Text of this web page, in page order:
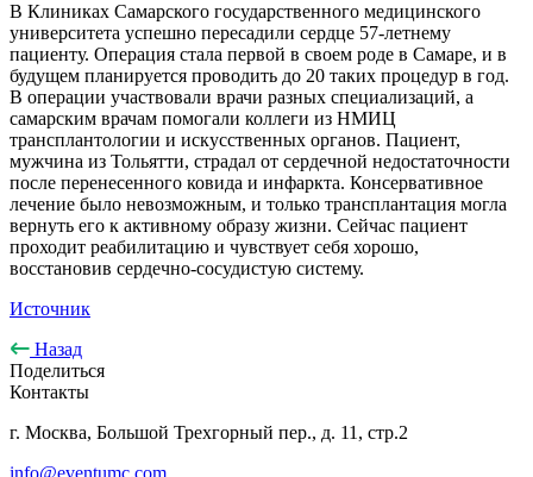
В Клиниках Самарского государственного медицинского
университета успешно пересадили сердце 57-летнему
пациенту. Операция стала первой в своем роде в Самаре, и в
будущем планируется проводить до 20 таких процедур в год.
В операции участвовали врачи разных специализаций, а
самарским врачам помогали коллеги из НМИЦ
трансплантологии и искусственных органов. Пациент,
мужчина из Тольятти, страдал от сердечной недостаточности
после перенесенного ковида и инфаркта. Консервативное
лечение было невозможным, и только трансплантация могла
вернуть его к активному образу жизни. Сейчас пациент
проходит реабилитацию и чувствует себя хорошо,
восстановив сердечно-сосудистую систему.
Источник
Назад
Поделиться
Контакты
г. Москва, Большой Трехгорный пер., д. 11, стр.2